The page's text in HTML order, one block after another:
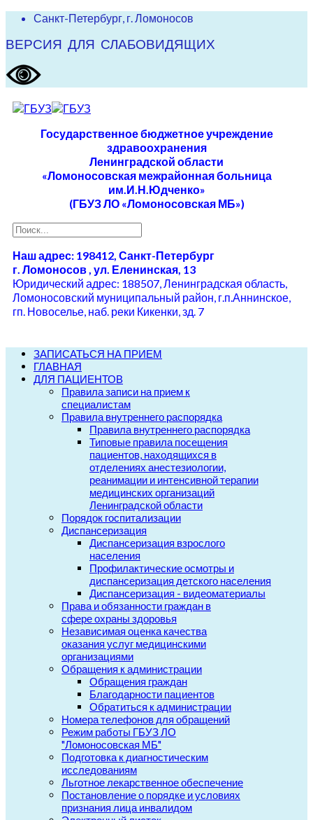
Санкт-Петербург, г. Ломоносов
ВЕРСИЯ ДЛЯ СЛАБОВИДЯЩИХ
Государственное бюджетное учреждение
здравоохранения
Ленинградской области
«Ломоносовская межрайонная больница
им.И.Н.Юдченко»
(ГБУЗ ЛО «Ломоносовская МБ»)
Наш адрес: 198412, Санкт-Петербург
г. Ломоносов , ул. Еленинская, 13
Юридический адрес: 188507, Ленинградская область,
Ломоносовский муниципальный район, г.п.Аннинское,
гп. Новоселье, наб. реки Кикенки, зд. 7
ЗАПИСАТЬСЯ НА ПРИЕМ
ГЛАВНАЯ
ДЛЯ ПАЦИЕНТОВ
Правила записи на прием к
специалистам
Правила внутреннего распорядка
Правила внутреннего распорядка
Типовые правила посещения
пациентов, находящихся в
отделениях анестезиологии,
реанимации и интенсивной терапии
медицинских организаций
Ленинградской области
Порядок госпитализации
Диспансеризация
Диспансеризация взрослого
населения
Профилактические осмотры и
диспансеризация детского населения
Диспансеризация - видеоматериалы
Права и обязанности граждан в
сфере охраны здоровья
Независимая оценка качества
оказания услуг медицинскими
организациями
Обращения к администрации
Обращения граждан
Благодарности пациентов
Обратиться к администрации
Номера телефонов для обращений
Режим работы ГБУЗ ЛО
"Ломоносовская МБ"
Подготовка к диагностическим
исследованиям
Льготное лекарственное обеспечение
Постановление о порядке и условиях
признания лица инвалидом